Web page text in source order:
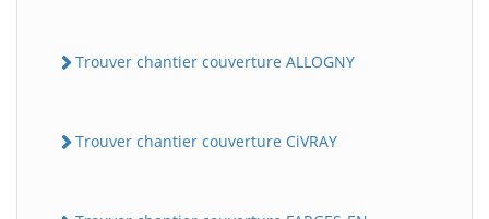
Trouver chantier couverture ALLOGNY
Trouver chantier couverture CiVRAY